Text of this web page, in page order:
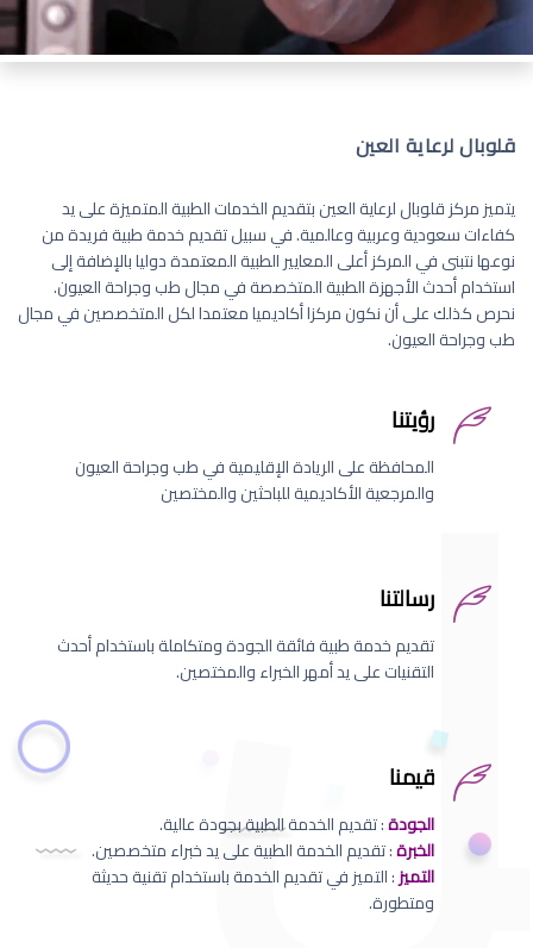
قلوبال لرعاية العين
يتميز مركز قلوبال لرعاية العين بتقديم الخدمات الطبية المتميزة على يد
كفاءات سعودية وعربية وعالمية. في سبيل تقديم خدمة طبية فريدة من
نوعها نتبنى في المركز أعلى المعايير الطبية المعتمدة دوليا بالإضافة إلى
استخدام أحدث الأجهزة الطبية المتخصصة في مجال طب وجراحة العيون.
نحرص كذلك على أن نكون مركزا أكاديميا معتمدا لكل المتخصصين في مجال
طب وجراحة العيون.
رؤيتنا
المحافظة على الريادة الإقليمية في طب وجراحة العيون
والمرجعية الأكاديمية للباحثين والمختصين
رسالتنا
تقديم خدمة طبية فائقة الجودة ومتكاملة باستخدام أحدث
التقنيات على يد أمهر الخبراء والمختصين.
قيمنا
الجودة: تقديم الخدمة الطبية بجودة عالية.
الخبرة: تقديم الخدمة الطبية على يد خبراء متخصصين.
التميز: التميز في تقديم الخدمة باستخدام تقنية حديثة
ومتطورة.